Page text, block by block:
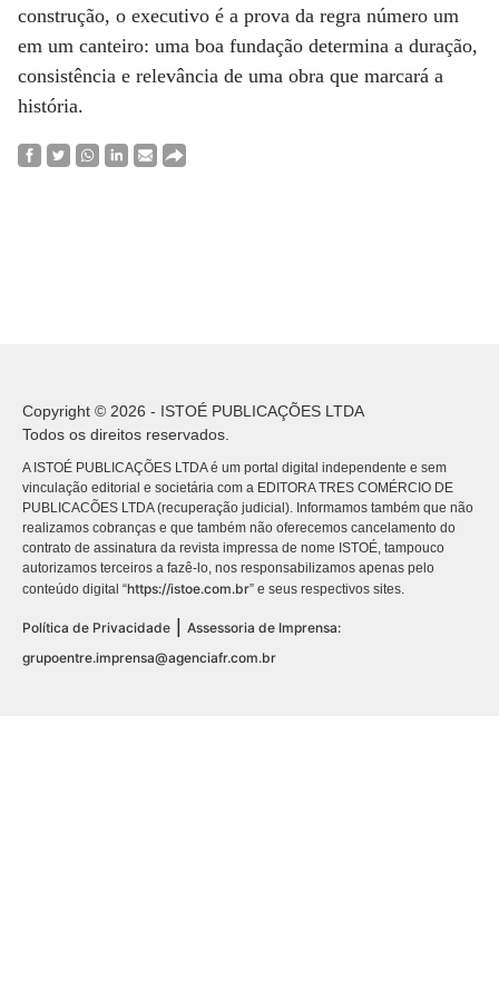
construção, o executivo é a prova da regra número um
em um canteiro: uma boa fundação determina a duração,
consistência e relevância de uma obra que marcará a
história.
Copyright © 2026 - ISTOÉ PUBLICAÇÕES LTDA
Todos os direitos reservados.
A ISTOÉ PUBLICAÇÕES LTDA é um portal digital independente e sem
vinculação editorial e societária com a EDITORA TRES COMÉRCIO DE
PUBLICACÕES LTDA (recuperação judicial). Informamos também que não
realizamos cobranças e que também não oferecemos cancelamento do
contrato de assinatura da revista impressa de nome ISTOÉ, tampouco
autorizamos terceiros a fazê-lo, nos responsabilizamos apenas pelo
conteúdo digital “https://istoe.com.br” e seus respectivos sites.
Política de Privacidade
Assessoria de Imprensa:
grupoentre.imprensa@agenciafr.com.br